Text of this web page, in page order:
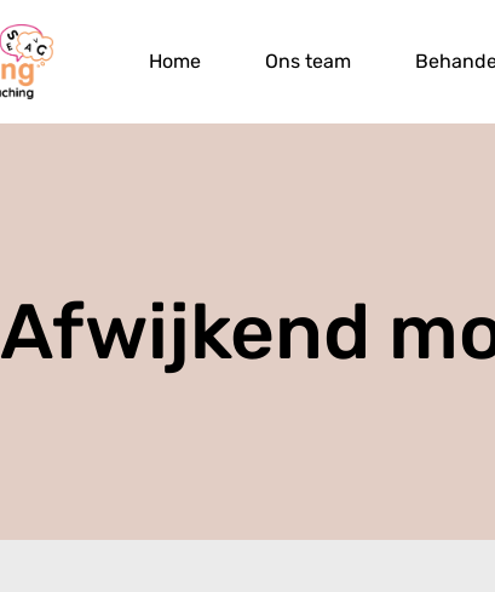
Home Ons team
Afwijkend